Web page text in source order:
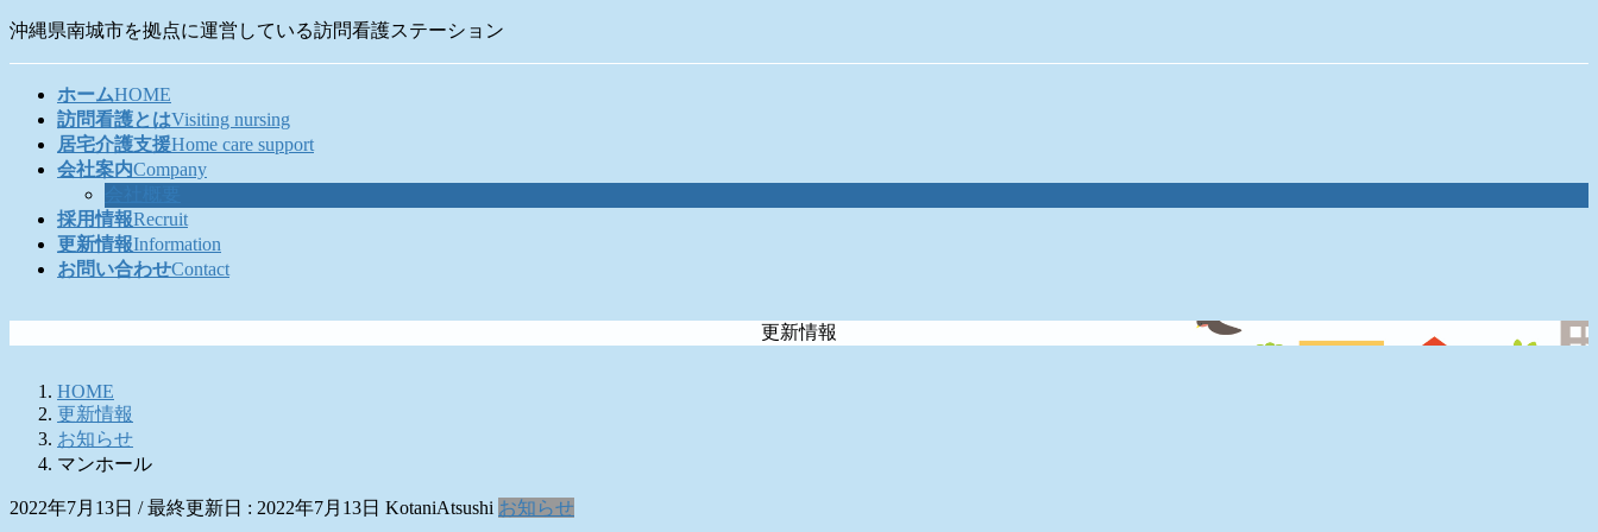
コ
ナ
沖縄県南城市を拠点に運営している訪問看護ステーション
ホームHOME
訪問看護とはVisiting nursing
居宅介護支援Home care support
会社案内Company
採用情報Recruit
更新情報Information
お問い合わせContact
更新情報
HOME
更新情報
お知らせ
マンホール
2022年7月13日 / 最終更新日 : 2022年7月13日 KotaniAtsushi お知らせ